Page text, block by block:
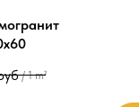
/ 1 m²